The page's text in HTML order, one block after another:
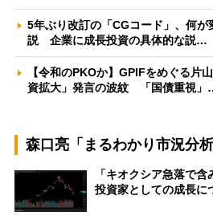
5年ぶり改訂の「CGコード」、何
説 企業に成長投資の具体的な説…
【令和のPKOか】GPIFをめぐる片
資拡大」発言の波紋 「国債重視
森口亮「まるわかり市況分析
「キオクシア急落で
投資家としての成長